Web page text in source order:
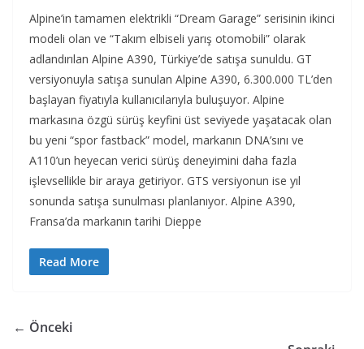
Alpine’in tamamen elektrikli “Dream Garage” serisinin ikinci
modeli olan ve “Takım elbiseli yarış otomobili” olarak
adlandırılan Alpine A390, Türkiye’de satışa sunuldu. GT
versiyonuyla satışa sunulan Alpine A390, 6.300.000 TL’den
başlayan fiyatıyla kullanıcılarıyla buluşuyor. Alpine
markasına özgü sürüş keyfini üst seviyede yaşatacak olan
bu yeni “spor fastback” model, markanın DNA’sını ve
A110’un heyecan verici sürüş deneyimini daha fazla
işlevsellikle bir araya getiriyor. GTS versiyonun ise yıl
sonunda satışa sunulması planlanıyor. Alpine A390,
Fransa’da markanın tarihi Dieppe
Read More
← Önceki